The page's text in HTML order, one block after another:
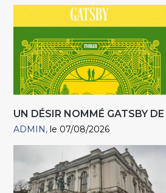
UN DÉSIR NOMMÉ GATSBY
ADMIN le 07/08/2026